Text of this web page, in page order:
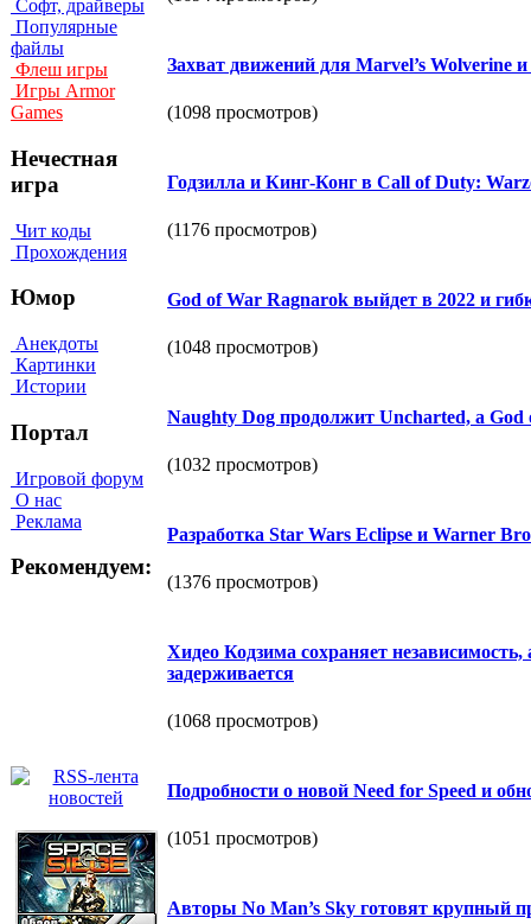
Софт, драйверы
Популярные
файлы
Флеш игры
Игры Armor
Games
Нечестная
игра
Чит коды
Прохождения
Юмор
Анекдоты
Картинки
Истории
Портал
Игровой форум
О нас
Реклама
Рекомендуем:
Захват движений для Marvel’s Wolverine
(1098 просмотров)
Годзилла и Кинг-Конг в Call of Duty:
(1176 просмотров)
God of War Ragnarok выйдет в 2022 и
(1048 просмотров)
Naughty Dog продолжит Uncharted, а
(1032 просмотров)
Разработка Star Wars Eclipse и Warner
(1376 просмотров)
Хидео Кодзима сохраняет
задерживается
(1068 просмотров)
Подробности о новой Need for Speed и
(1051 просмотров)
Авторы No Man’s Sky готовят крупный